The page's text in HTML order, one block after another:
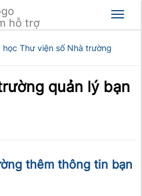
hỗ trợ
học Thư viện số Nhà trường
quản lý bạn
thêm thông tin bạn